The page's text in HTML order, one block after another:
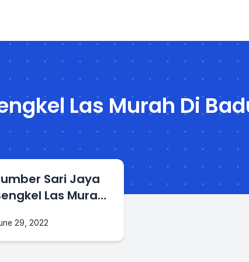
Las Murah Di
Sari Jaya
Las Murah
29, 2022